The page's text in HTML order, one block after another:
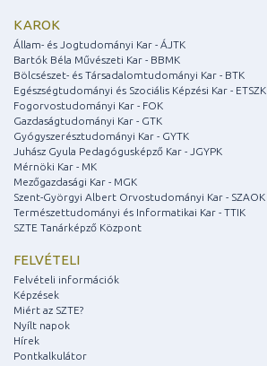
KAROK
Állam- és Jogtudományi Kar - ÁJTK
Bartók Béla Művészeti Kar - BBMK
Bölcsészet- és Társadalomtudományi Kar - BTK
Egészségtudományi és Szociális Képzési Kar - ETSZK
Fogorvostudományi Kar - FOK
Gazdaságtudományi Kar - GTK
Gyógyszerésztudományi Kar - GYTK
Juhász Gyula Pedagógusképző Kar - JGYPK
Mérnöki Kar - MK
Mezőgazdasági Kar - MGK
Szent-Györgyi Albert Orvostudományi Kar - SZAOK
Természettudományi és Informatikai Kar - TTIK
SZTE Tanárképző Központ
FELVÉTELI
Felvételi információk
Képzések
Miért az SZTE?
Nyílt napok
Hírek
Pontkalkulátor